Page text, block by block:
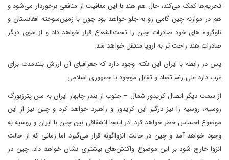
تحریم‌ها کمک می‌کند، حال هم هند با این معافیت از منافعی برخوردار می‌شود و
هم در موازنه چین گامی رو به جلو خواهد بود چون با زمین‌سوخته افغانستان و
ناوگروه های خود صادرات چین را تحت‌الشعاع قرار خواهد داد و از سوی دیگر
صادرات هند راحت تر به اروپا منتقل خواهد شد.
پس در رابطه با ایران این نکته وجود دارد که جغرافیای آن ارزش بلندمدت برای
غرب دارد علی رغم تضاد و تقابل موجود با جمهوری اسلامی.
از سمت دیگر اتصال کریدور شمال – جنوب از بندر چابهار ایران به سن پترزبورگ
روسیه، روسیه را نیز درگیر این کریدور و راهبرد خواهد کرد و چین نیز از این
موضوع احساس خطر خواهد کرد. در اینجا انشقاقی بین چین با ایران و روسیه به
وجود خواهد آمد و چین در حالت انزواگونه قرار می‌گیرد اما زمانی که از حالت
انزوا خارج شود بر این موضوع واکنش‌های بیشتری نشان خواهد داد. چین در